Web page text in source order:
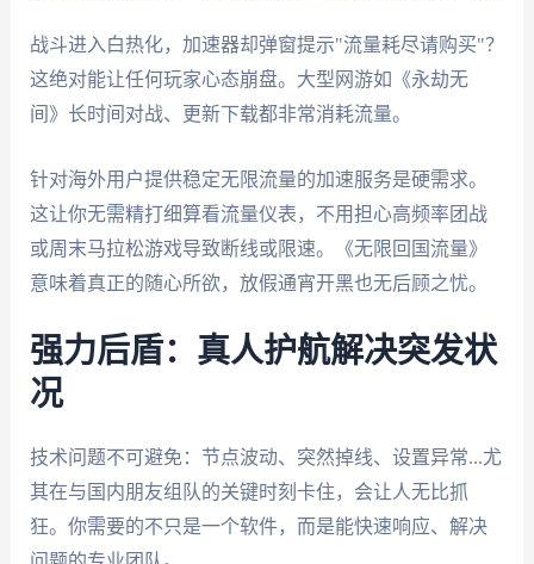
战斗进入白热化，加速器却弹窗提示"流量耗尽请购买"？
这绝对能让任何玩家心态崩盘。大型网游如《永劫无
间》长时间对战、更新下载都非常消耗流量。
针对海外用户提供稳定无限流量的加速服务是硬需求。
这让你无需精打细算看流量仪表，不用担心高频率团战
或周末马拉松游戏导致断线或限速。《无限回国流量》
意味着真正的随心所欲，放假通宵开黑也无后顾之忧。
强力后盾：真人护航解决突发状
况
技术问题不可避免：节点波动、突然掉线、设置异常...尤
其在与国内朋友组队的关键时刻卡住，会让人无比抓
狂。你需要的不只是一个软件，而是能快速响应、解决